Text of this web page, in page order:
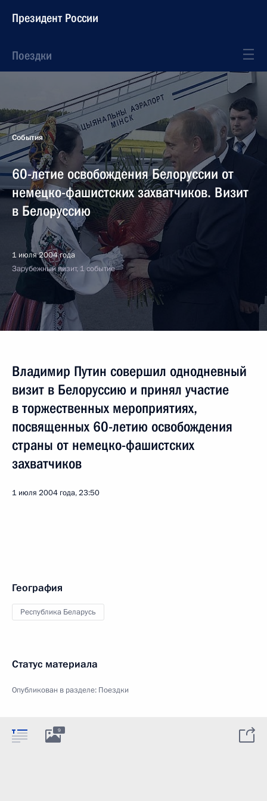
Президент России
Поездки
События
60-летие освобождения Белоруссии от
немецко-фашистских захватчиков. Визит
в Белоруссию
1 июля 2004 года
Зарубежный визит, 1 событие
Владимир Путин совершил однодневный
визит в Белоруссию и принял участие
в торжественных мероприятиях,
посвященных 60-летию освобождения
страны от немецко-фашистских
захватчиков
1 июля 2004 года, 23:50
География
Республика Беларусь
Статус материала
Опубликован в разделе: Поездки
9